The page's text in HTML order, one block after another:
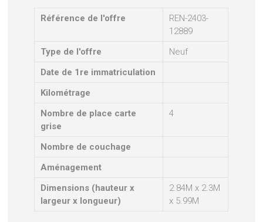
Référence de l'offre
REN-2403-
12889
Type de l'offre
Neuf
Date de 1re immatriculation
Kilométrage
Nombre de place carte
grise
4
Nombre de couchage
Aménagement
Dimensions (hauteur x
largeur x longueur)
2.84M x 2.3M
x 5.99M